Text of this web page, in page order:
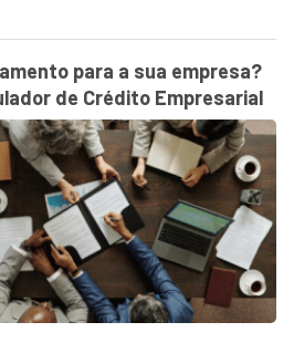
para a sua empresa?
de Crédito Empresarial